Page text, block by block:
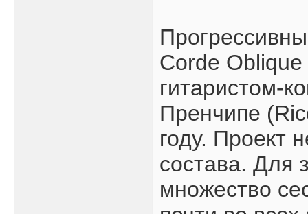
Corde
гитаристом-
Пренчипе
году. Проект
состава. Для
множество